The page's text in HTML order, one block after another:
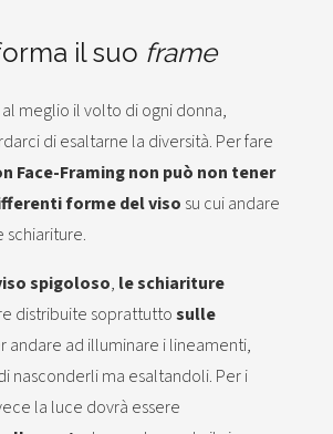
il suo frame
meglio il volto di ogni donna,
di esaltarne la diversità. Per fare
Face-Framing non può non tener
forme del viso su cui andare
schiariture.
spigoloso, le schiariture
distribuite soprattuttosulle
andare ad illuminare i lineamenti,
nasconderli ma esaltandoli. Per i
la luce dovrà essere